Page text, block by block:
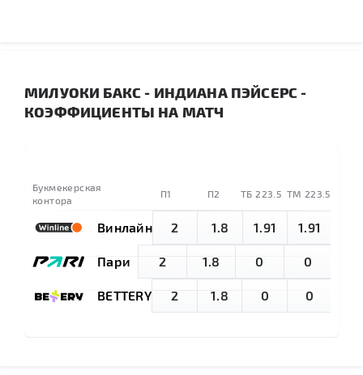
МИЛУОКИ БАКС - ИНДИАНА ПЭЙСЕРС -
КОЭФФИЦИЕНТЫ НА МАТЧ
Букмекерская
контора
П1 П2 TБ 223.5 ТМ 223.5
Винлайн 2 1.8 1.91 1.91
Пари 2 1.8 0 0
BETTERY 2 1.8 0 0